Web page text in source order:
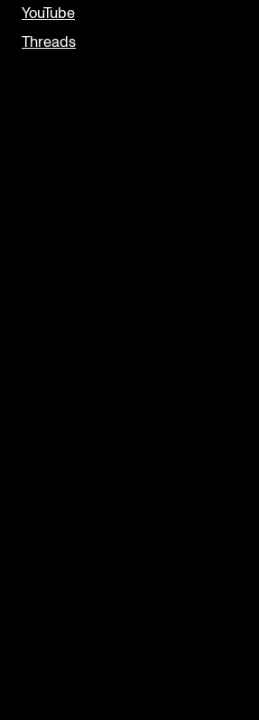
YouTube
Threads